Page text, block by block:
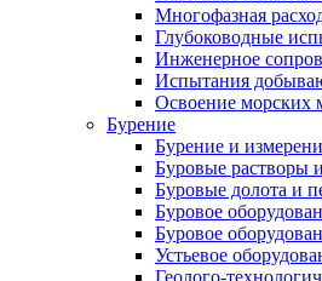
Многофазная
Глубоководные
Инженерное
Испытания
Освоение морских
Бурение
Бурение и
Буровые растворы
Буровые долота и
Буровое
Буровое
Устьевое
Геолого-